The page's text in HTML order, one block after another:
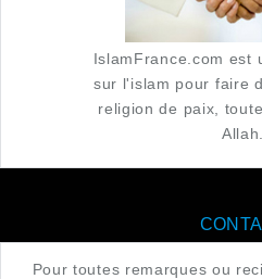
IslamFrance.com est
sur l'islam pour faire
religion de paix,
Allah.
Pour toutes remarques ou